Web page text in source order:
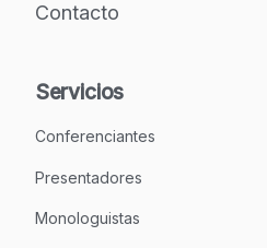
Contacto
Servicios
Conferenciantes
Presentadores
Monologuistas